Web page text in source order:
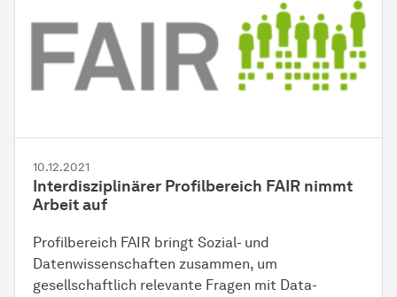
10.12.2021
Interdisziplinärer Profilbereich FAIR nimmt
Arbeit auf
Profilbereich FAIR bringt Sozial- und
Datenwissenschaften zusammen, um
gesellschaftlich relevante Fragen mit Data-